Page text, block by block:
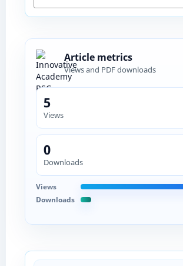
Article metrics
Views and PDF downloads
5
Views
0
Downloads
Views
Downloads